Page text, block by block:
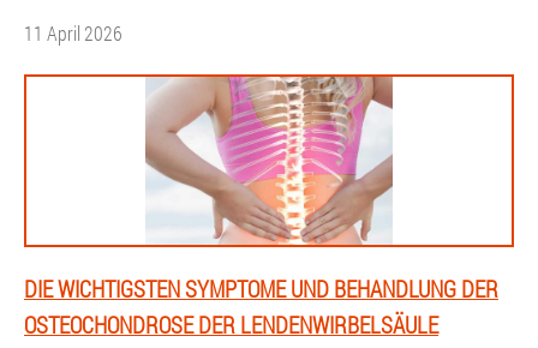
11 April 2026
DIE WICHTIGSTEN SYMPTOME UND BEHANDLUNG DER
OSTEOCHONDROSE DER LENDENWIRBELSÄULE